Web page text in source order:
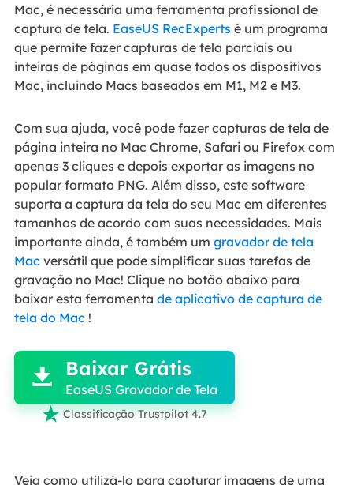
Mac, é necessária uma ferramenta profissional de
captura de tela. EaseUS RecExperts é um programa
que permite fazer capturas de tela parciais ou
inteiras de páginas em quase todos os dispositivos
Mac, incluindo Macs baseados em M1, M2 e M3.
Com sua ajuda, você pode fazer capturas de tela de
página inteira no Mac Chrome, Safari ou Firefox com
apenas 3 cliques e depois exportar as imagens no
popular formato PNG. Além disso, este software
suporta a captura da tela do seu Mac em diferentes
tamanhos de acordo com suas necessidades. Mais
importante ainda, é também um gravador de tela
Mac versátil que pode simplificar suas tarefas de
gravação no Mac! Clique no botão abaixo para
baixar esta ferramenta de aplicativo de captura de
tela do Mac !

 Baixar Grátis
EaseUS Gravador de Tela
 Classificação Trustpilot 4.7
Veja como utilizá-lo para capturar imagens de uma